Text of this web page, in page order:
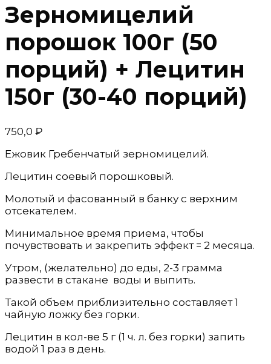
Зерномицелий
порошок 100г (50
порций) + Лецитин
150г (30-40 порций)
750,0 ₽
Ежовик Гребенчатый зерномицелий.
Лецитин соевый порошковый.
Молотый и фасованный в банку с верхним
отсекателем.
Минимальное время приема, чтобы
почувствовать и закрепить эффект = 2 месяца.
Утром, (желательно) до еды, 2-3 грамма
развести в стакане воды и выпить.
Такой объем приблизительно составляет 1
чайную ложку без горки.
Лецитин в кол-ве 5 г (1 ч. л. без горки) запить
водой 1 раз в день.